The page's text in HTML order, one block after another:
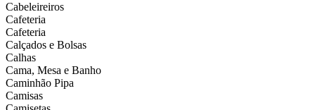
Cabeleireiros
Cafeteria
Cafeteria
Calçados e Bolsas
Calhas
Cama, Mesa e Banho
Caminhão Pipa
Camisas